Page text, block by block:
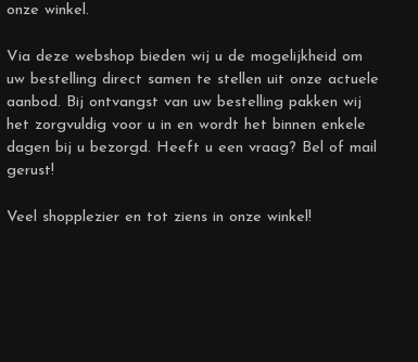
onze winkel.
Via deze webshop bieden wij u de mogelijkheid om
uw bestelling direct samen te stellen uit onze actuele
aanbod. Bij ontvangst van uw bestelling pakken wij
het zorgvuldig voor u in en wordt het binnen enkele
dagen bij u bezorgd. Heeft u een vraag? Bel of mail
gerust!
Veel shopplezier en tot ziens in onze winkel!